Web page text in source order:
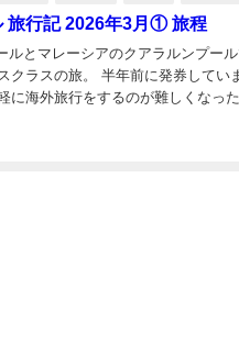
旅行記 2026年3月① 旅程
レーシアのクアラルンプールです。 今
クラスの旅。 半年前に発券してい
海外旅行をするのが難しくなっ